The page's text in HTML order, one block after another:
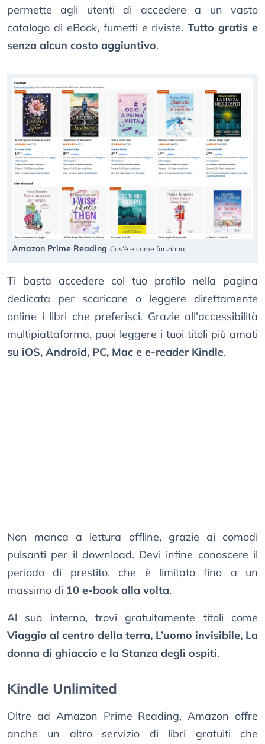
permette agli utenti di accedere a un vasto
catalogo di eBook, fumetti e riviste.Tutto gratis e
senza alcun costo aggiuntivo.
Amazon Prime Reading Cos'è e come funziona
Ti basta accedere col tuo profilo nella pagina
dedicata per scaricare o leggere direttamente
online i libri che preferisci. Grazie all’accessibilità
multipiattaforma, puoi leggere i tuoi titoli più amati
su iOS, Android, PC, Mac e e-reader Kindle.
Non manca a lettura offline, grazie ai comodi
pulsanti per il download. Devi infine conoscere il
periodo di prestito, che è limitato fino a un
massimo di 10 e-book alla volta.
Al suo interno, trovi gratuitamente titoli come
Viaggio al centro della terra, L’uomo invisibile, La
donna di ghiaccio e la Stanza degli ospiti.
Kindle Unlimited
Oltre ad Amazon Prime Reading, Amazon offre
anche un altro servizio di libri gratuiti che